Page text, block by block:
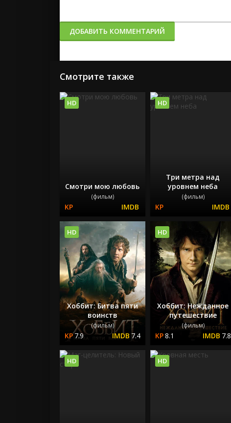
ДОБАВИТЬ КОММЕНТАРИЙ
Смотрите также
Смотри мою любовь
(фильм)
HD
Три метра над
уровнем неба
(фильм)
HD
Хоббит: Битва пяти
воинств
(фильм)
7.9 7.4
HD
Хоббит: Нежданное
путешествие
(фильм)
8.1 7.8
HD
HD HD